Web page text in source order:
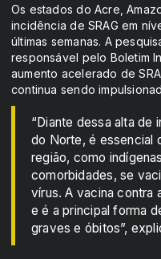
Os estados do Acre,
incidência de SRAG em
últimas semanas. A
responsável pelo Boletim
aumento acelerado de
continua sendo
“Diante dessa alta de
do Norte, é essencial
região, como
comorbidades, se
vírus. A vacina contra
e é a principal forma
graves e óbitos”,